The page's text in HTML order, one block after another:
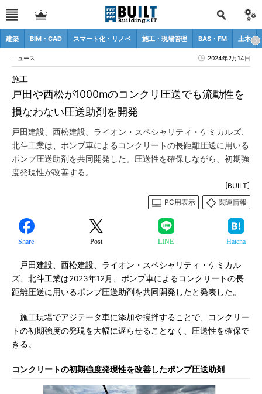
建築 BIM・CAD スマート化・リノベ 施工・現場管理 BAS・FM 土木
ニュース 2024年2月14日
戸田や西松が1000mのコンクリ圧送でも流動性を
損なわない圧送助剤を開発
施工
戸田建設、西松建設、ライオン・スペシャリティ・ケミカルズ、
北斗工業は、ポンプ車によるコンクリートの長距離圧送に用いる
ポンプ圧送助剤を共同開発した。圧送性を確保しながら、初期強
度発現性が改善する。
[BUILT]
PC用表示
関連情報
Share Post LINE Hatena
戸田建設、西松建設、ライオン・スペシャリティ・ケミカル
ズ、北斗工業は2023年12月、ポンプ車によるコンクリートの長
距離圧送に用いるポンプ圧送助剤を共同開発したと発表した。
施工現場でアジテータ車に添加や撹拌することで、コンクリー
トの初期強度の発現を大幅に遅らせることなく、圧送性を確保で
きる。
コンクリートの初期強度発現性を改善したポンプ圧送助剤